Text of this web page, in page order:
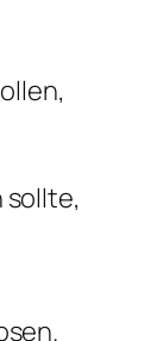
sollte,